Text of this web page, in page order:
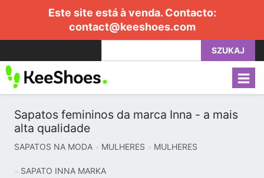
Este site está à venda. Contacto:
contact@keeshoes.com
SZUKAJ
Sapatos femininos da marca Inna - a mais
alta qualidade
SAPATOS NA MODA MULHERES MULHERES
SAPATO INNA MARKA